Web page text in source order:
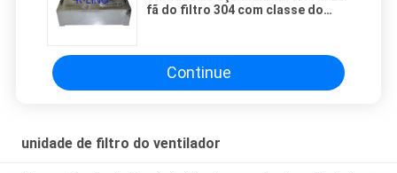
fã do filtro 304 com classe do
Continue
unidade de filtro do ventilador